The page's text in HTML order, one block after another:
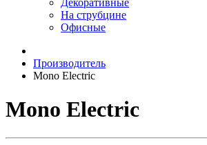
Декоративные
На струбцине
Офисные
Производитель
Mono Electric
Mono Electric